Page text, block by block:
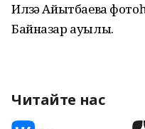
Илүзә Айытбаева
Байназар ауылы.
Читайте нас